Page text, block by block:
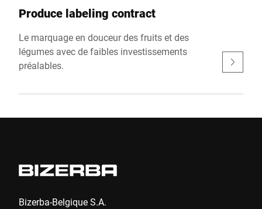
Produce labeling contract
Le marquage en douceur des fruits et des
légumes avec de faibles investissements
préalables.
Bizerba-Belgique S.A.